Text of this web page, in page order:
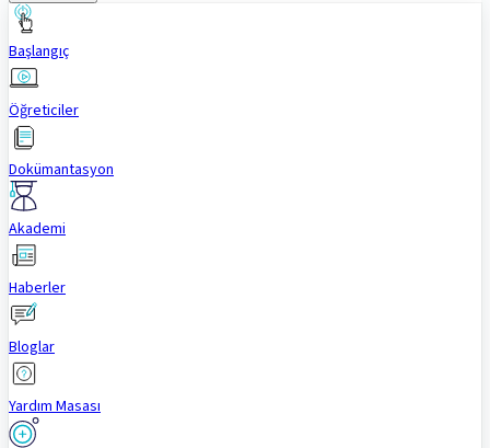
Başlangıç
Öğreticiler
Dokümantasyon
Akademi
Haberler
Bloglar
Yardım Masası